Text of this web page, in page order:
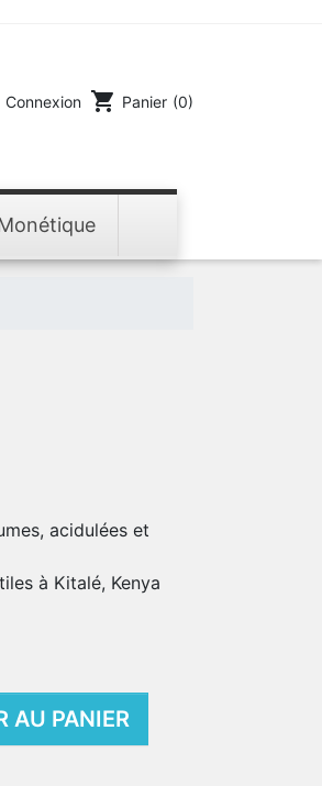
Connexion shopping_cart Panier (0)
acidulées et
à Kitalé, Kenya
AU PANIER